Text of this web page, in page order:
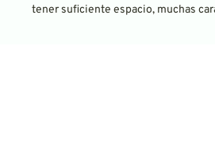
tener suficiente espacio, muchas